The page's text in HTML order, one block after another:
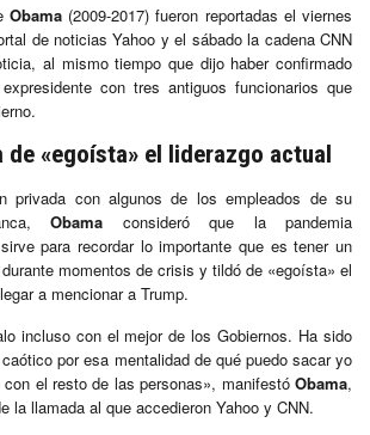
Obama(2009-2017) fueron reportadas el viernes
de noticias Yahoo y el sábado la cadena CNN
al mismo tiempo que dijo haber confirmado
con tres antiguos funcionarios que
de «egoísta» el liderazgo actual
privada con algunos de los empleados de su
Obama consideró que la pandemia
para recordar lo importante que es tener un
momentos de crisis y tildó de «egoísta» el
a mencionar a Trump.
incluso con el mejor de los Gobiernos. Ha sido
por esa mentalidad de qué puedo sacar yo
el resto de las personas», manifestó Obama,
la llamada al que accedieron Yahoo y CNN.